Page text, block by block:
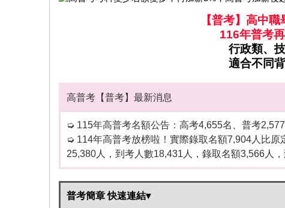
【普考】高中
116年普考
行政類、
適合不同
高普考【普考】最新消息
➭ 115年高普考名額公告：高考4,655名、普考
➭ 114年高普考放榜啦！實際錄取名額7,904人比
25,380人，到考人數18,431人，錄取名額3,566人
普考簡章 快速連結▾